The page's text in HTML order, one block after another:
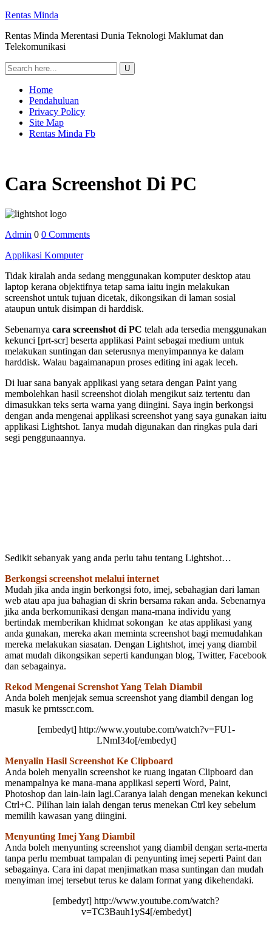
Rentas Minda
Rentas Minda Merentasi Dunia Teknologi Maklumat dan
Telekomunikasi
Home
Pendahuluan
Privacy Policy
Site Map
Rentas Minda Fb
Cara Screenshot Di PC
Admin 0 0 Comments
Applikasi Komputer
Tidak kiralah anda sedang menggunakan komputer desktop atau
laptop kerana objektifnya tetap sama iaitu ingin melakukan
screenshot untuk tujuan dicetak, dikongsikan di laman sosial
ataupun untuk disimpan di harddisk.
Sebenarnya cara screenshot di PC telah ada tersedia menggunakan
kekunci [prt-scr] beserta applikasi Paint sebagai medium untuk
melakukan suntingan dan seterusnya menyimpannya ke dalam
harddisk. Walau bagaimanapun proses editing ini agak leceh.
Di luar sana banyak applikasi yang setara dengan Paint yang
membolehkan hasil screenshot diolah mengikut saiz tertentu dan
dimasukkan teks serta warna yang diingini. Saya ingin berkongsi
dengan anda mengenai applikasi screenshot yang saya gunakan iaitu
applikasi Lightshot. Ianya mudah digunakan dan ringkas pula dari
segi penggunaannya.
Sedikit sebanyak yang anda perlu tahu tentang Lightshot…
Berkongsi screenshot melalui internet
Mudah jika anda ingin berkongsi foto, imej, sebahagian dari laman
web atau apa jua bahagian di skrin bersama rakan anda. Sebenarnya
jika anda berkomunikasi dengan mana-mana individu yang
bertindak memberikan khidmat sokongan ke atas applikasi yang
anda gunakan, mereka akan meminta screenshot bagi memudahkan
mereka melakukan siasatan. Dengan Lightshot, imej yang diambil
amat mudah dikongsikan seperti kandungan blog, Twitter, Facebook
dan sebagainya.
Rekod Mengenai Screnshot Yang Telah Diambil
Anda boleh menjejak semua screenshot yang diambil dengan log
masuk ke prntsscr.com.
[embedyt] http://www.youtube.com/watch?v=FU1-
LNmI34o[/embedyt]
Menyalin Hasil Screenshot Ke Clipboard
Anda boleh menyalin screenshot ke ruang ingatan Clipboard dan
menampalnya ke mana-mana applikasi seperti Word, Paint,
Photoshop dan lain-lain lagi.Caranya ialah dengan menekan kekunci
Ctrl+C. Pilihan lain ialah dengan terus menekan Ctrl key sebelum
memilih kawasan yang diingini.
Menyunting Imej Yang Diambil
Anda boleh menyunting screenshot yang diambil dengan serta-merta
tanpa perlu membuat tampalan di penyunting imej seperti Paint dan
sebagainya. Cara ini dapat menjimatkan masa suntingan dan mudah
menyiman imej tersebut terus ke dalam format yang dikehendaki.
[embedyt] http://www.youtube.com/watch?
v=TC3Bauh1yS4[/embedyt]